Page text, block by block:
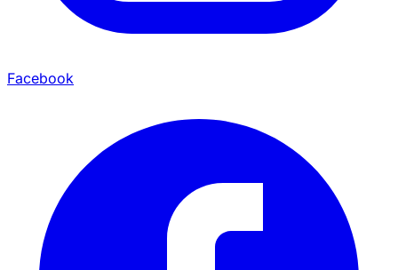
Facebook